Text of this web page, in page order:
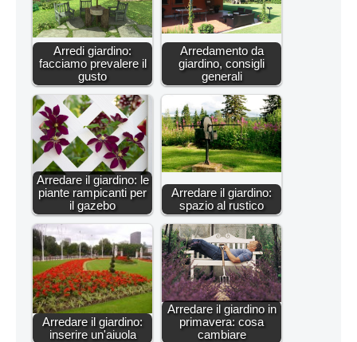
Arredi giardino:
facciamo prevalere il
gusto
Arredamento da
giardino, consigli
generali
Arredare il giardino: le
piante rampicanti per
il gazebo
Arredare il giardino:
spazio al rustico
Arredare il giardino:
inserire un'aiuola
Arredare il giardino in
primavera: cosa
cambiare